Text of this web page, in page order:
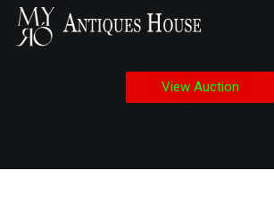
View Auction